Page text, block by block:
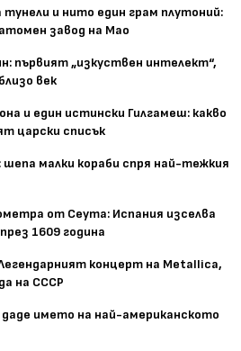
и нито един грам плутоний:
завод на Мао
първият „изкуствен интелект“,
век
и един истински Гилгамеш: какво
царски списък
малки кораби спря най-тежкия
от Сеута: Испания изселва
1609 година
концерт на Metallica,
на СССР
даде името на най-американското